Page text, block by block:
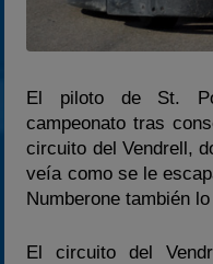
El piloto de St.
campeonato tras
circuito del Vendrell,
veía como se le
Numberone también
El circuito del